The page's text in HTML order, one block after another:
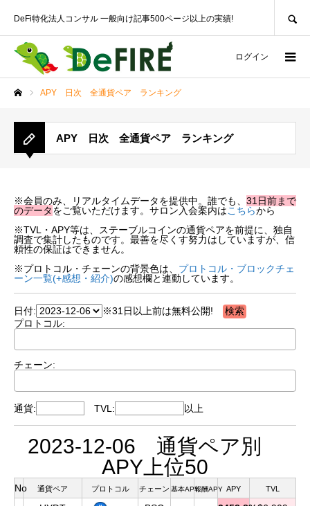
DeFi特化法人コンサル 一般向け記事500ページ以上の実績!
ログイン
APY 日次 全通貨ペア ランキング
APY 日次 全通貨ペア ランキング
※会員のみ、リアルタイムデータを提供中。誰でも、 31日前まで
のデータをご覧いただけます。サロン入会案内はこちらから
※TVL・APY等は、ステーブルコインの通貨ペアを前提に、独自
調査で集計したものです。最善を尽くす努力はしていますが、信
頼性の保証はできません。
※プロトコル・チェーンの背景色は、 プロトコル・ブロックチェ
ーン一覧(+感想・紹介)の感想欄と連動しています。
日付:
※31日以上前は無料公開!
プロトコル:
チェーン:
通貨: TVL: 以上
2023-12-06 通貨ペア別
APY上位50
No 通貨ペア プロトコル チェーン 基本APY報酬APY APY TVL